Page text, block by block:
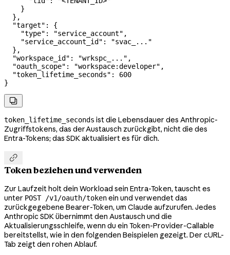
    }
  },
  "target"
: {
    "type"
: "service_account" ,
    "service_account_id"
:
"svac_..."
  },
  "workspace_id"
: "wrkspc_..." ,
  "oauth_scope"
: "workspace:developer" ,
  "token_lifetime_seconds"
: 600
}

token_lifetime_seconds ist die Lebensdauer des Anthropic-
Zugriffstokens, das der Austausch zurückgibt, nicht die des
Entra-Tokens; das SDK aktualisiert es für dich.

Token beziehen und verwenden
Zur Laufzeit holt dein Workload sein Entra-Token, tauscht es
unter POST /v1/oauth/tokenein und verwendet das
zurückgegebene Bearer-Token, um Claude aufzurufen. Jedes
Anthropic SDK übernimmt den Austausch und die
Aktualisierungsschleife, wenn du ein Token-Provider-Callable
bereitstellst, wie in den folgenden Beispielen gezeigt. Der cURL-
Tab zeigt den rohen Ablauf.